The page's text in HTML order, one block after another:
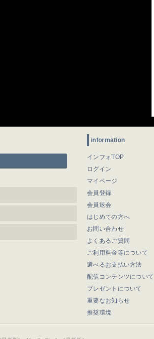
information
インフォTOP
ログイン
マイページ
会員登録
会員退会
はじめての方へ
お問い合わせ
よくあるご質問
ご利用料金等について
選べるお支払い方法
配信コンテンツについて
プレゼントについて
重要なお知らせ
推奨環境